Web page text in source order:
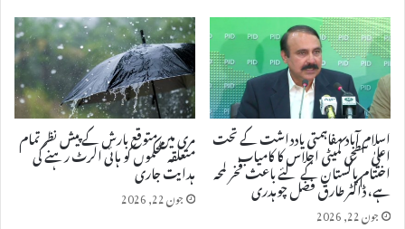
اسلام آباد مفاہمتی یادداشت کے تحت
اعلیٰ سطحی کمیٹی اجلاس کا کامیاب
اختتام پاکستان کے لئے باعث فخر لمحہ
ہے، ڈاکٹر طارق فضل چوہدری
جون 22, 2026
مری میں متوقع بارش کے پیش نظر تمام
متعلقہ محکموں کو ہائی الرٹ رہنے کی
ہدایت جاری
جون 22, 2026